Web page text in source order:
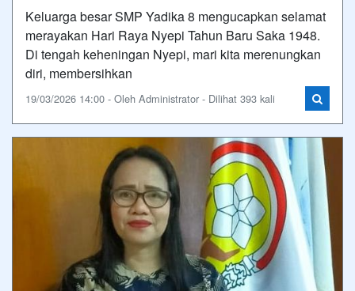
Keluarga besar SMP Yadika 8 mengucapkan selamat
merayakan Hari Raya Nyepi Tahun Baru Saka 1948.
Di tengah keheningan Nyepi, mari kita merenungkan
diri, membersihkan
19/03/2026 14:00 - Oleh Administrator - Dilihat 393 kali